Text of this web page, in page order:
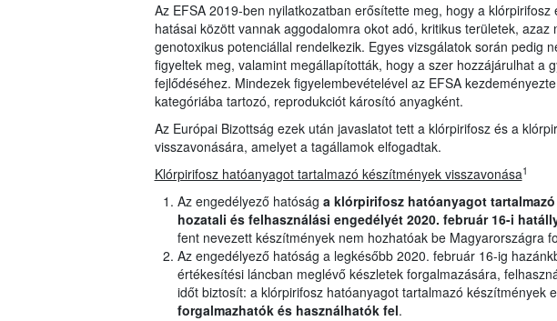
Az EFSA 2019-ben nyilatkozatban erősítette meg, hogy a
hatásai között vannak aggodalomra okot adó, kritikus területek,
genotoxikus potenciállal rendelkezik. Egyes vizsgálatok során pedig
figyeltek meg, valamint megállapították, hogy a szer hozzájárulhat a
fejlődéséhez. Mindezek figyelembevételével az EFSA
kategóriába tartozó, reprodukciót károsító anyagként.
Az Európai Bizottság ezek után javaslatot tett a klórpirifosz és a
visszavonására, amelyet a tagállamok elfogadtak.
Klórpirifosz hatóanyagot tartalmazó készítmények visszavonása1
Az engedélyező hatóság a klórpirifosz hatóanyagot
hozatali és felhasználási engedélyét 2020. február 16-i
fent nevezett készítmények nem hozhatóak be Magyarországra
Az engedélyező hatóság a legkésőbb 2020. február 16-ig
értékesítési láncban meglévő készletek forgalmazására,
időt biztosít: a klórpirifosz hatóanyagot tartalmazó készítmények
forgalmazhatók és használhatók fel.